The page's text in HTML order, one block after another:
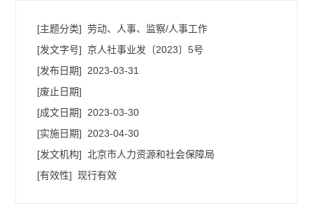
[主题分类] 劳动、人事、监察/人事工作
[发文字号]
京人社事业发〔2023〕5号
[发布日期]
2023-03-31
[废止日期]
[成文日期]
2023-03-30
[实施日期]
2023-04-30
[发文机构]
北京市人力资源和社会保障局
[有效性] 现行有效